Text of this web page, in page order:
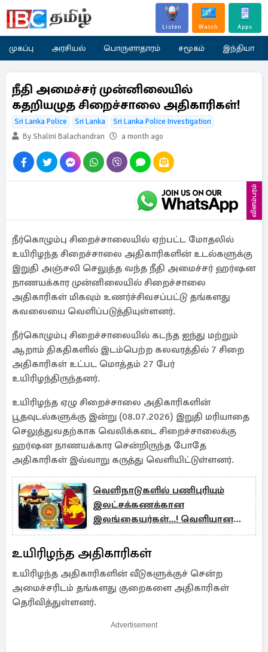
Listen Watch Apps
முகப்பு அரசியல் பொருளாதாரம் சமூகம் இந்தியா
நீதி அமைச்சர் முன்னிலையில்
கதறியழுத சிறைச்சாலை அதிகாரிகள்!
Sri Lanka Police Sri Lanka
Sri Lanka Police Investigation
By Shalini Balachandran
a month ago
விளம்பரம்
நீர்கொழும்பு சிறைச்சாலையில் ஏற்பட்ட மோதலில்
உயிரிழந்த சிறைச்சாலை அதிகாரிகளின் உடல்களுக்கு
இறுதி அஞ்சலி செலுத்த வந்த நீதி அமைச்சர் ஹர்ஷன
நாணயக்கார முன்னிலையில் சிறைச்சாலை
அதிகாரிகள் மிகவும் உணர்ச்சிவசப்பட்டு தங்களது
கவலையை வெளிப்படுத்தியுள்ளனர்.
நீர்கொழும்பு சிறைச்சாலையில் கடந்த ஐந்து மற்றும்
ஆறாம் திகதிகளில் இடம்பெற்ற கலவரத்தில் 7 சிறை
அதிகாரிகள் உட்பட மொத்தம் 27 பேர்
உயிரிழந்திருந்தனர்.
உயிரிழந்த ஏழு சிறைச்சாலை அதிகாரிகளின்
பூதவுடல்களுக்கு இன்று (08.07.2026) இறுதி மரியாதை
செலுத்துவதற்காக வெலிக்கடை சிறைச்சாலைக்கு
ஹர்ஷன நாணயக்கார சென்றிருந்த போதே
அதிகாரிகள் இவ்வாறு கருத்து வெளியிட்டுள்ளனர்.
வெளிநாடுகளில் பணிபுரியும்
இலட்சக்கணக்கான
இலங்கையர்கள்...! வெளியான
தகவல்
உயிரிழந்த அதிகாரிகள்
உயிரிழந்த அதிகாரிகளின் வீடுகளுக்குச் சென்ற
அமைச்சரிடம் தங்களது குறைகளை அதிகாரிகள்
தெரிவித்துள்ளனர்.
Advertisement